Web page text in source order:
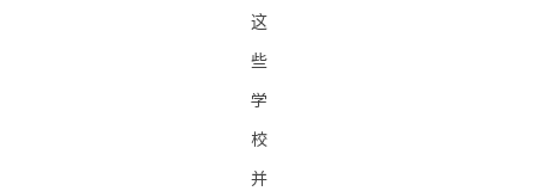
这
些
学
校
并